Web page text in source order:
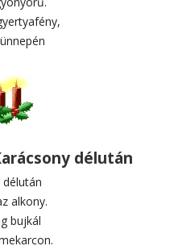
délután
délután
alkony.
bujkál